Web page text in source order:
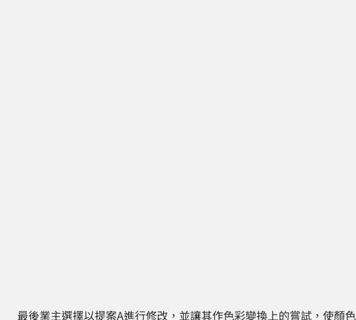
最後業主選擇以提案A進行修改，並讓其作色彩變換上的嘗試，使顏